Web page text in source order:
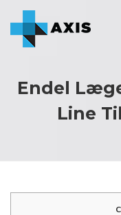
Endel
Line